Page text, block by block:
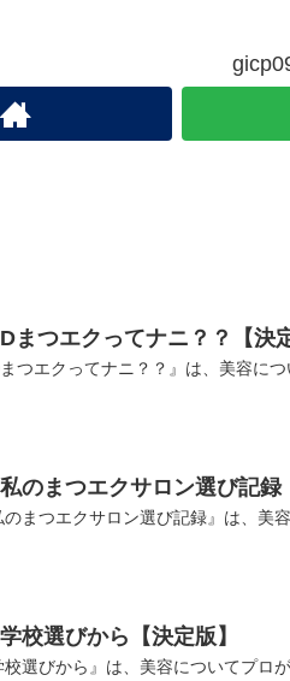
まつエクってナニ？？【決
まつエクってナニ？？』は、美容に
のまつエクサロン選び記録
のまつエクサロン選び記録』は、
校選びから【決定版】
校選びから』は、美容についてプ